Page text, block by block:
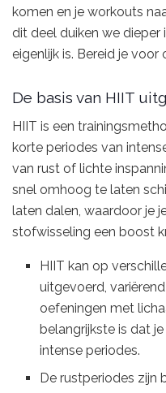
komen en je workouts
dit deel duiken we dieper
eigenlijk is. Bereid je voor
De basis van HIIT
HIIT is een
korte periodes van
van rust of lichte
snel omhoog te laten
laten dalen, waardoor je
stofwisseling een boost
HIIT kan op
uitgevoerd,
oefeningen met
belangrijkste is dat
intense periodes.
De rustperiodes zijn